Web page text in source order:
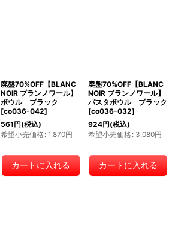
廃盤70%OFF【BLANC
NOIR ブランノワール】
ボウル ブラック
[co036-042]
561円(税込)
希望小売価格: 1,870円
カートに入れる
廃盤70%OFF【BLANC
NOIR ブランノワール】
パスタボウル ブラック
[co036-032]
924円(税込)
希望小売価格: 3,080円
カートに入れる